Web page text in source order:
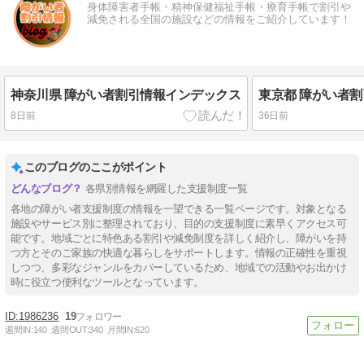
身体障害者手帳・精神保健福祉手帳・療育手帳で割引や
減免される全国の施設などの情報をご紹介しています！
神奈川県 障がい者割引情報インデックス
8日前
東京都 障がい者
36日前
このブログのここがポイント
各県別情報を網羅した支援制度一覧
各地の障がい者支援制度の情報を一望できる一覧ページです。対象となる
施設やサービス別に整理されており、目的の支援制度に素早くアクセス可
能です。地域ごとに特色ある割引や減免制度を詳しく紹介し、障がいを持
つ方とそのご家族の快適な暮らしをサポートします。情報の正確性を重視
しつつ、多彩なジャンルをカバーしているため、地域での活動やお出かけ
時に役立つ便利なツールとなっています。
1986236 19
週間IN:140 週間OUT:340 月間IN:620